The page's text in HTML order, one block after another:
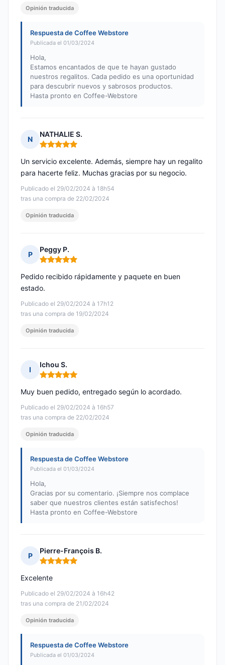
Opinión traducida
Respuesta de Coffee Webstore
Publicada el 01/03/2024
Hola,
Estamos encantados de que te hayan gustado
nuestros regalitos. Cada pedido es una oportunidad
para descubrir nuevos y sabrosos productos.
Hasta pronto en Coffee-Webstore
N
NATHALIE S.
Nota: 5 de 5
Publicado el 29/02/2024 à 18h54
tras una compra de 22/02/2024
Un servicio excelente. Además, siempre hay un regalito
para hacerte feliz. Muchas gracias por su negocio.
Opinión traducida
P
Peggy P.
Nota: 5 de 5
Publicado el 29/02/2024 à 17h12
tras una compra de 19/02/2024
Pedido recibido rápidamente y paquete en buen
estado.
Opinión traducida
I
Ichou S.
Nota: 5 de 5
Publicado el 29/02/2024 à 16h57
tras una compra de 22/02/2024
Muy buen pedido, entregado según lo acordado.
Opinión traducida
Respuesta de Coffee Webstore
Publicada el 01/03/2024
Hola,
Gracias por su comentario. ¡Siempre nos complace
saber que nuestros clientes están satisfechos!
Hasta pronto en Coffee-Webstore
P
Pierre-François B.
Nota: 5 de 5
Publicado el 29/02/2024 à 16h42
tras una compra de 21/02/2024
Excelente
Opinión traducida
Respuesta de Coffee Webstore
Publicada el 01/03/2024